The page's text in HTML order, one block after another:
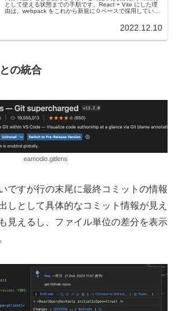
として使える状態までの手順です。React + Vite にした理
由は、webpack をこれから新規に０ベースで採用していく
2022.12.10
の統合
eamodio.gitlens
ですが行の末尾に最終コミットの情報
しとして具体的なコミット情報が見え
見えるし、ファイル単位の差分を表示